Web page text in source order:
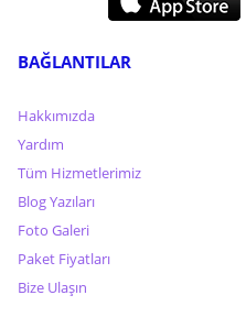
BAĞLANTILAR
Hakkımızda
Yardım
Tüm Hizmetlerimiz
Blog Yazıları
Foto Galeri
Paket Fiyatları
Bize Ulaşın